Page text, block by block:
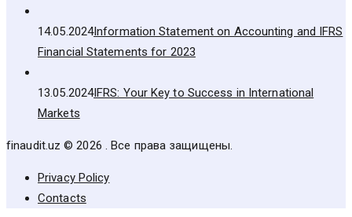
14.05.2024Information Statement on Accounting and IFRS
Financial Statements for 2023
13.05.2024IFRS: Your Key to Success in International
Markets
finaudit.uz © 2026 . Все права защищены.
Privacy Policy
Contacts